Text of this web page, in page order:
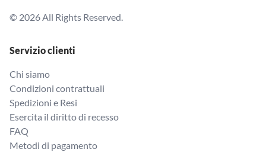
© 2026 All Rights Reserved.
Servizio clienti
Chi siamo
Condizioni contrattuali
Spedizioni e Resi
Esercita il diritto di recesso
FAQ
Metodi di pagamento